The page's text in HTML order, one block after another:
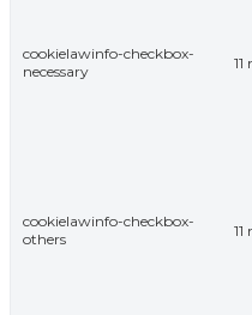
cookielawinfo-checkbox-
necessary
cookielawinfo-checkbox-
others